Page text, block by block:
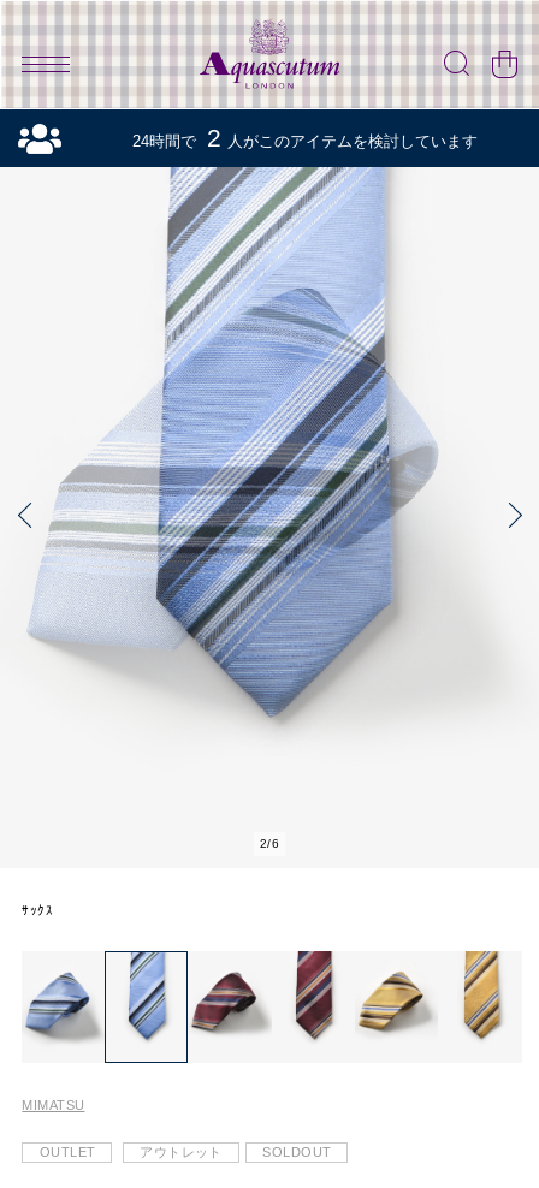
2/6
ｻｯｸｽ
MIMATSU
OUTLET アウトレット SOLDOUT
24時間で 2 人がこのアイテムを検討しています